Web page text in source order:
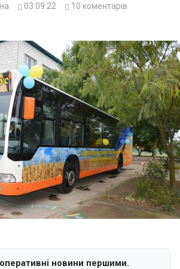
03.09.22 10 коментарів
новини першими.